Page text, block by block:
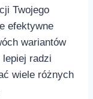
Twojego
efektywne
wariantów
‍radzi
wiele‍ różnych